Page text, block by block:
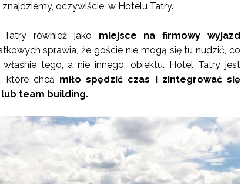
oczywiście, w Hotelu Tatry.
również jako miejsce na firmowy wyjazd
sprawia, że goście nie mogą się tu nudzić, co
tego, a nie innego, obiektu. Hotel Tatry jest
które chcą miło spędzić czas i zintegrować się
team building.